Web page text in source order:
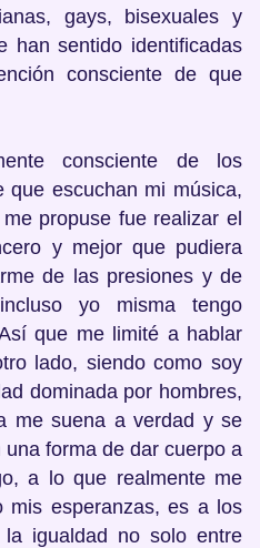
gays, bisexuales y
han sentido identificadas
consciente de que
consciente de los
que escuchan mi música,
propuse fue realizar el
y mejor que pudiera
de las presiones y de
yo misma tengo
que me limité a hablar
lado, siendo como soy
dominada por hombres,
me suena a verdad y se
forma de dar cuerpo a
a lo que realmente me
esperanzas, es a los
igualdad no solo entre